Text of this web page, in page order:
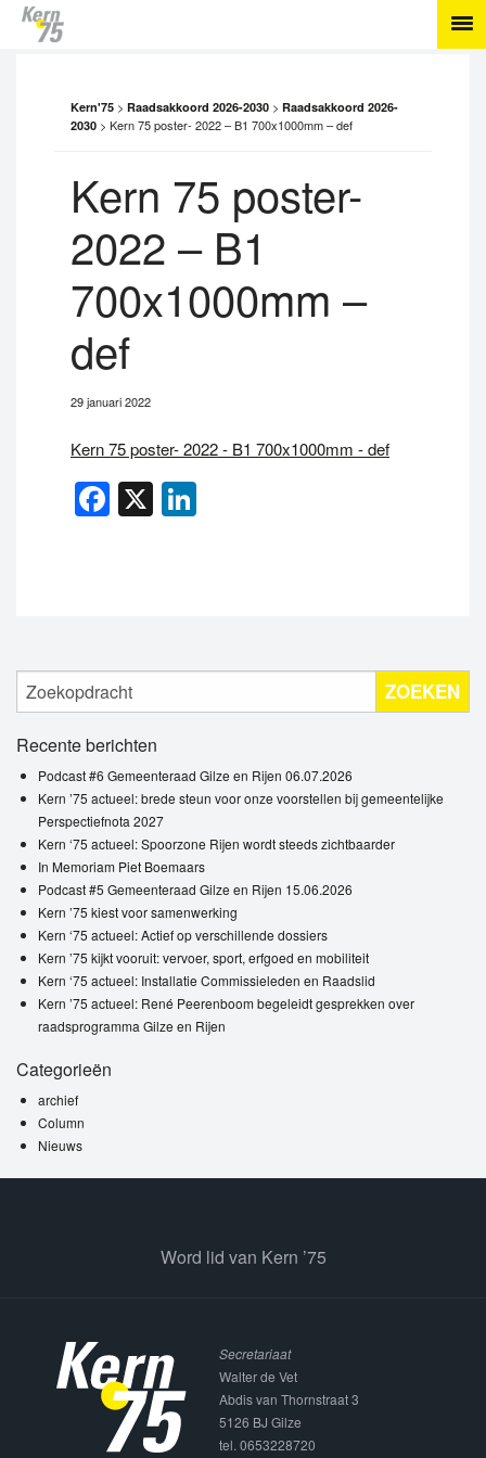
Kern'75 > Raadsakkoord 2026-2030 > Raadsakkoord 2026-
2030 > Kern 75 poster- 2022 – B1 700x1000mm – def
Kern 75 poster-
2022 – B1
700x1000mm –
def
29 januari 2022
Kern 75 poster- 2022 - B1 700x1000mm - def
Facebook
X
ZOEKEN
Recente berichten
Podcast #6 Gemeenteraad Gilze en Rijen 06.07.2026
Kern ’75 actueel: brede steun voor onze voorstellen bij gemeentelijke
Perspectiefnota 2027
Kern ‘75 actueel: Spoorzone Rijen wordt steeds zichtbaarder
In Memoriam Piet Boemaars
Podcast #5 Gemeenteraad Gilze en Rijen 15.06.2026
Kern ’75 kiest voor samenwerking
Kern ‘75 actueel: Actief op verschillende dossiers
Kern ’75 kijkt vooruit: vervoer, sport, erfgoed en mobiliteit
Kern ‘75 actueel: Installatie Commissieleden en Raadslid
Kern ’75 actueel: René Peerenboom begeleidt gesprekken over
raadsprogramma Gilze en Rijen
Categorieën
archief
Column
Nieuws
Word lid van Kern ’75
Secretariaat
Walter de Vet
Abdis van Thornstraat 3
5126 BJ Gilze
tel. 0653228720